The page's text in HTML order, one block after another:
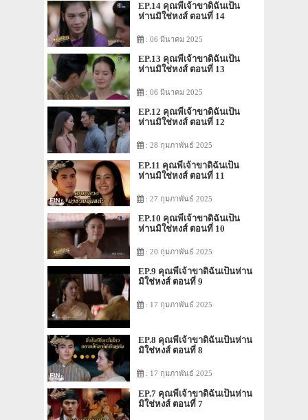
EP.14 คุณพี่เจ้าขาดิฉันเป็น
ห่านมิใช่หงส์ ตอนที่ 14
: 06 มีนาคม 2025
EP.13 คุณพี่เจ้าขาดิฉันเป็น
ห่านมิใช่หงส์ ตอนที่ 13
: 06 มีนาคม 2025
EP.12 คุณพี่เจ้าขาดิฉันเป็น
ห่านมิใช่หงส์ ตอนที่ 12
: 28 กุมภาพันธ์ 2025
EP.11 คุณพี่เจ้าขาดิฉันเป็น
ห่านมิใช่หงส์ ตอนที่ 11
: 27 กุมภาพันธ์ 2025
EP.10 คุณพี่เจ้าขาดิฉันเป็น
ห่านมิใช่หงส์ ตอนที่ 10
: 20 กุมภาพันธ์ 2025
EP.9 คุณพี่เจ้าขาดิฉันเป็นห่าน
มิใช่หงส์ ตอนที่ 9
: 17 กุมภาพันธ์ 2025
EP.8 คุณพี่เจ้าขาดิฉันเป็นห่าน
มิใช่หงส์ ตอนที่ 8
: 17 กุมภาพันธ์ 2025
EP.7 คุณพี่เจ้าขาดิฉันเป็นห่าน
มิใช่หงส์ ตอนที่ 7